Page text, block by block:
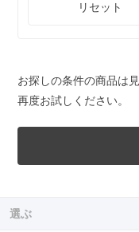
リセット
お探しの条件の商品は
再度お試しください。
選ぶ